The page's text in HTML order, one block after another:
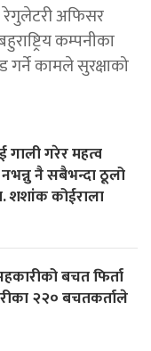
रेगुलेटरी अफिसर
कम्पनीका
गर्ने कामले सुरक्षाको
गाली गरेर महत्व
नै सबैभन्दा ठूलो
शशांक कोईराला
बचत फिर्ता
२२० बचतकर्ताले